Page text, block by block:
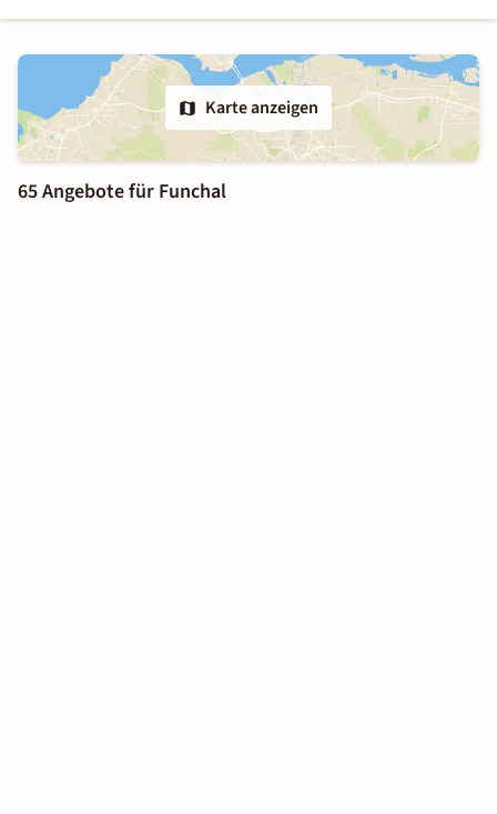
Karte anzeigen
65 Angebote für Funchal